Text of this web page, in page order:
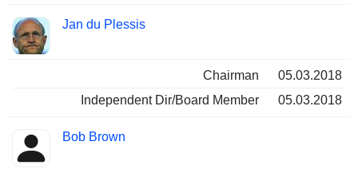
Jan du Plessis
Chairman
05.03.2018
Independent Dir/Board Member
05.03.2018
Bob Brown